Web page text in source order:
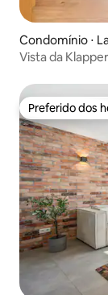
Condomínio ⋅
Vista da
Preferido dos
Preferido dos